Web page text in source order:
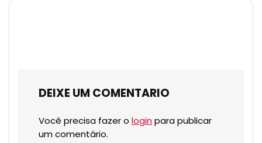
DEIXE UM COMENTARIO
Você precisa fazer o login para publicar
um comentário.